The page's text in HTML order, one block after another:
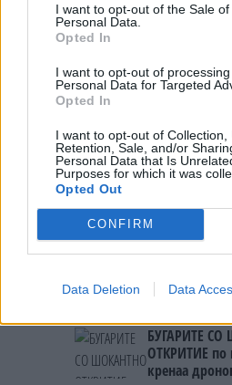
I want to opt-out of the Sale of
Personal Data.
Opted In
I want to opt-out of
Personal Data for Targeted
Opted In
I want to opt-out of Collection,
Retention, Sale, and/or
Personal Data that Is
Purposes for which it was
Opted Out
CONFIRM
Data Deletion Data
НАЈЧИТАНИ ВО
СЕ СПРЕМА
ХАОС ЗА
УЛЦИЊ Е
ОСЛОБОДИМЕ-
објава на
БИДЕ ЗА НА
ФОРМИРАН
НАЦИОНАЛЕН
БУГАРИТЕ
ОТКРИТИЕ по
кренаа